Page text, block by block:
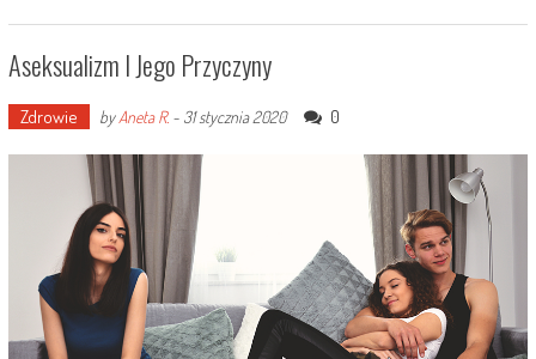
Aseksualizm I Jego Przyczyny
Zdrowie byAneta R.- 31 stycznia 2020 0